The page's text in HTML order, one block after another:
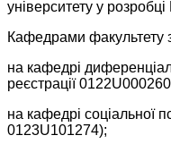
університету у
Кафедрами факультету
на кафедрі
реєстрації
на кафедрі соціальної
0123U101274);